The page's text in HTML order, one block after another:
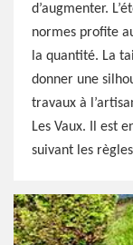
d’augmenter.
normes profite
la quantité. La
donner une
travaux à
Les Vaux. Il est
suivant les